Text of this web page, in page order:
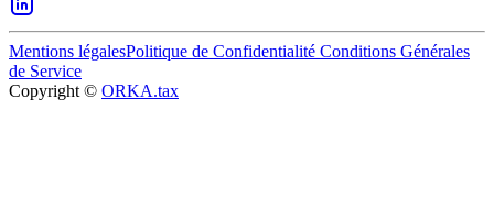
Mentions légalesPolitique de Confidentialité Conditions Générales
de Service
Copyright © ORKA.tax